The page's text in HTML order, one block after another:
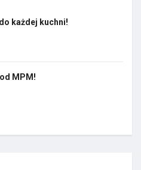
każdej kuchni!
MPM!